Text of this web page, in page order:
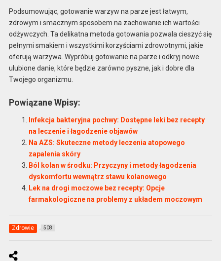
Podsumowując, gotowanie warzyw na parze jest łatwym,
zdrowym i smacznym sposobem na zachowanie ich wartości
odżywczych. Ta delikatna metoda gotowania pozwala cieszyć się
pełnymi smakiem i wszystkimi korzyściami zdrowotnymi, jakie
oferują warzywa. Wypróbuj gotowanie na parze i odkryj nowe
ulubione danie, które będzie zarówno pyszne, jak i dobre dla
Twojego organizmu.
Powiązane Wpisy:
Infekcja bakteryjna pochwy: Dostępne leki bez recepty
na leczenie i łagodzenie objawów
Na AZS: Skuteczne metody leczenia atopowego
zapalenia skóry
Ból kolan w środku: Przyczyny i metody łagodzenia
dyskomfortu wewnątrz stawu kolanowego
Lek na drogi moczowe bez recepty: Opcje
farmakologiczne na problemy z układem moczowym
Zdrowie 508